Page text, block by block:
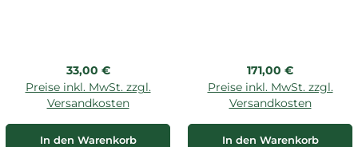
Regulärer Preis:
33,00 €
Preise inkl. MwSt. zzgl.
Versandkosten
In den Warenkorb
Regulärer Preis:
171,00 €
Preise inkl. MwSt. zzgl.
Versandkosten
In den Warenkorb